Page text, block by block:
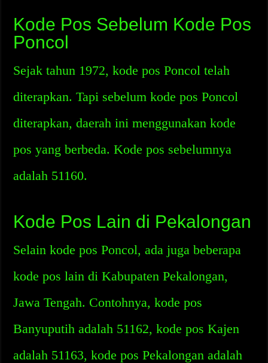
Kode Pos Sebelum Kode Pos
Poncol
Sejak tahun 1972, kode pos Poncol telah
diterapkan. Tapi sebelum kode pos Poncol
diterapkan, daerah ini menggunakan kode
pos yang berbeda. Kode pos sebelumnya
adalah 51160.
Kode Pos Lain di Pekalongan
Selain kode pos Poncol, ada juga beberapa
kode pos lain di Kabupaten Pekalongan,
Jawa Tengah. Contohnya, kode pos
Banyuputih adalah 51162, kode pos Kajen
adalah 51163, kode pos Pekalongan adalah